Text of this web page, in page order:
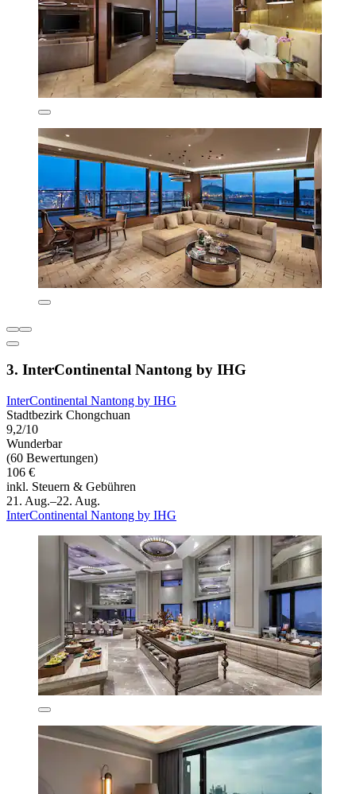
3. InterContinental Nantong by IHG
InterContinental Nantong by IHG
Stadtbezirk Chongchuan
9,2/10
Wunderbar
(60 Bewertungen)
106 €
inkl. Steuern & Gebühren
21. Aug.–22. Aug.
InterContinental Nantong by IHG